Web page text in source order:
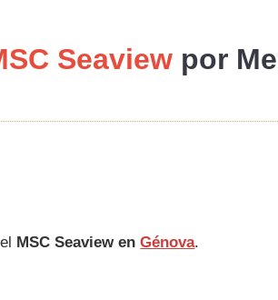
Seaview por
MSC Seaview enGénova.